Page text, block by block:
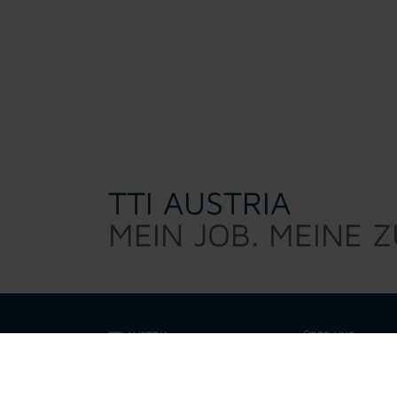
TTI AUSTRIA
MEIN JOB. MEINE
TTI AUSTRIA ÜBER UNS